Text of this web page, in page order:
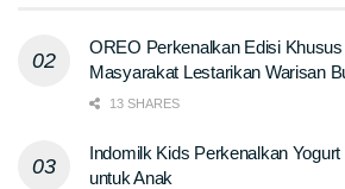
OREO Perkenalkan Edisi
Masyarakat Lestarikan Warisan
13 SHARES
Indomilk Kids Perkenalkan
untuk Anak